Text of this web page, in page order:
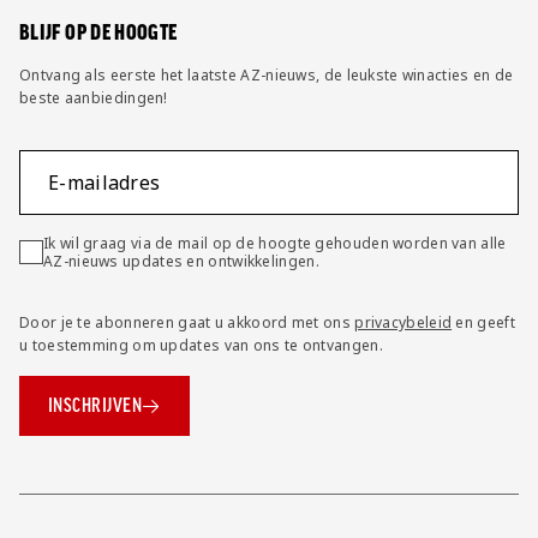
BLIJF OP DE HOOGTE
Ontvang als eerste het laatste AZ-nieuws, de leukste winacties en de
beste aanbiedingen!
E-mailadres
Ik wil graag via de mail op de hoogte gehouden worden van alle
AZ-nieuws updates en ontwikkelingen.
Door je te abonneren gaat u akkoord met onsprivacybeleid en geeft
u toestemming om updates van ons te ontvangen.
INSCHRIJVEN